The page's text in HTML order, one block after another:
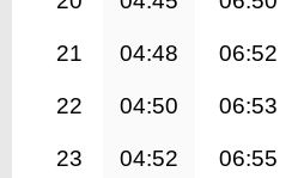
21 04:48 06:52
22 04:50 06:53
23 04:52 06:55